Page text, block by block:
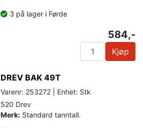
3 på lager i Førde
584,-
Kjøp
DREV BAK 49T
Varenr: 253272 | Enhet: Stk
520 Drev
Merk: Standard tanntall.